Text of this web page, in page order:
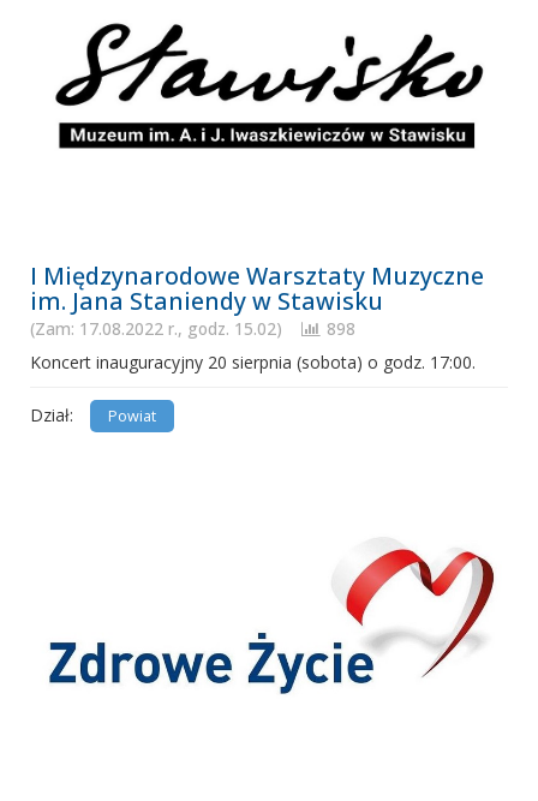
I Międzynarodowe Warsztaty Muzyczne
im. Jana Staniendy w Stawisku
(Zam: 17.08.2022 r., godz. 15.02)
898
Koncert inauguracyjny 20 sierpnia (sobota) o godz. 17:00.
Dział: Powiat